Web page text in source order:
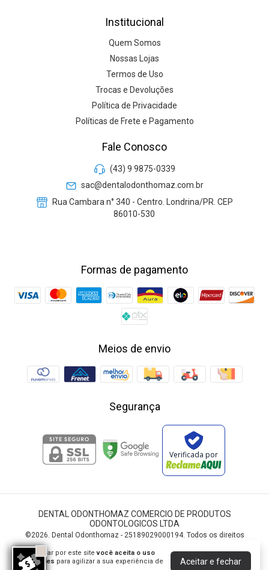
Ao navegar por este sitevocê aceita o uso
de cookies para agilizar a sua experiência de
Aceitar e fechar
Institucional
Quem Somos
Nossas Lojas
Termos de Uso
Trocas e Devoluções
Política de Privacidade
Políticas de Frete e Pagamento
Fale Conosco
(43) 9 9875-0339
sac@dentalodonthomaz.com.br
Rua Cambara n° 340 - Centro. Londrina/PR. CEP
86010-530
Formas de pagamento
Meios de envio
Segurança
Verificada por
DENTAL ODONTHOMAZ COMERCIO DE PRODUTOS
ODONTOLOGICOS LTDA
©2026. Dental Odonthomaz - 25189029000194. Todos os direitos